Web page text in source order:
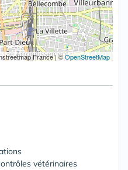
France | ©OpenStreetMap
vétérinaires